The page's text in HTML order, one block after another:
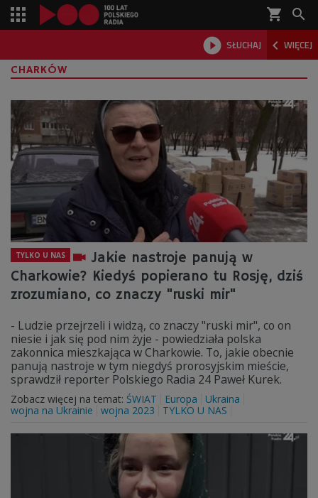
shopping_cart 
 SŁUCHAJ  WIĘCEJ

CHARKÓW
TYLKO U NAS
Jakie nastroje panują w
Charkowie? Kiedyś popierano tu Rosję, dziś
zrozumiano, co znaczy "ruski mir"
- Ludzie przejrzeli i widzą, co znaczy "ruski mir", co on
niesie i jak się pod nim żyje - powiedziała polska
zakonnica mieszkająca w Charkowie. To, jakie obecnie
panują nastroje w tym niegdyś prorosyjskim mieście,
sprawdził reporter Polskiego Radia 24 Paweł Kurek.
Zobacz więcej na temat: ŚWIAT Europa
Ukraina
wojna na Ukrainie
wojna 2023 TYLKO U NAS